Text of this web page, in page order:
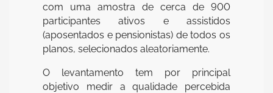
com uma amostra de cerca de 900
participantes ativos e assistidos
(aposentados e pensionistas) de todos os
planos, selecionados aleatoriamente.
O levantamento tem por principal
objetivo medir a qualidade percebida